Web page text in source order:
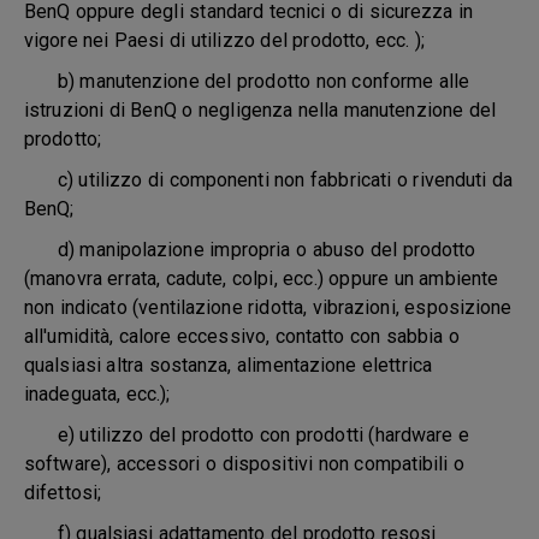
BenQ oppure degli standard tecnici o di sicurezza in
vigore nei Paesi di utilizzo del prodotto, ecc. );
b) manutenzione del prodotto non conforme alle
istruzioni di BenQ o negligenza nella manutenzione del
prodotto;
c) utilizzo di componenti non fabbricati o rivenduti da
BenQ;
d) manipolazione impropria o abuso del prodotto
(manovra errata, cadute, colpi, ecc.) oppure un ambiente
non indicato (ventilazione ridotta, vibrazioni, esposizione
all'umidità, calore eccessivo, contatto con sabbia o
qualsiasi altra sostanza, alimentazione elettrica
inadeguata, ecc.);
e) utilizzo del prodotto con prodotti (hardware e
software), accessori o dispositivi non compatibili o
difettosi;
f) qualsiasi adattamento del prodotto resosi